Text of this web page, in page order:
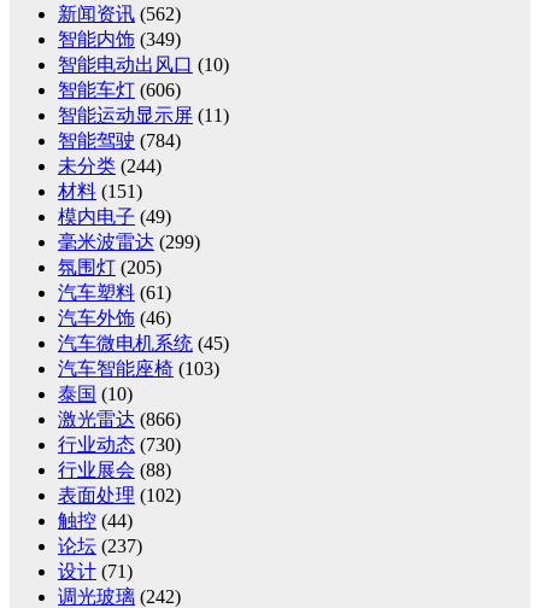
新闻资讯 (562)
智能内饰 (349)
智能电动出风口 (10)
智能车灯 (606)
智能运动显示屏 (11)
智能驾驶 (784)
未分类 (244)
材料 (151)
模内电子 (49)
毫米波雷达 (299)
氛围灯 (205)
汽车塑料 (61)
汽车外饰 (46)
汽车微电机系统 (45)
汽车智能座椅 (103)
泰国 (10)
激光雷达 (866)
行业动态 (730)
行业展会 (88)
表面处理 (102)
触控 (44)
论坛 (237)
设计 (71)
调光玻璃 (242)